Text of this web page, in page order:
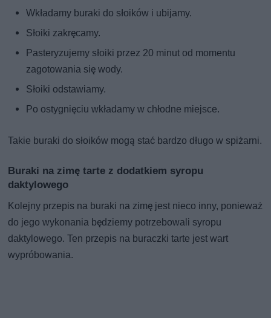
Wkładamy buraki do słoików i ubijamy.
Słoiki zakręcamy.
Pasteryzujemy słoiki przez 20 minut od momentu
zagotowania się wody.
Słoiki odstawiamy.
Po ostygnięciu wkładamy w chłodne miejsce.
Takie buraki do słoików mogą stać bardzo długo w spiżarni.
Buraki na zimę tarte z dodatkiem syropu
daktylowego
Kolejny przepis na buraki na zimę jest nieco inny, ponieważ
do jego wykonania będziemy potrzebowali syropu
daktylowego. Ten przepis na buraczki tarte jest wart
wypróbowania.